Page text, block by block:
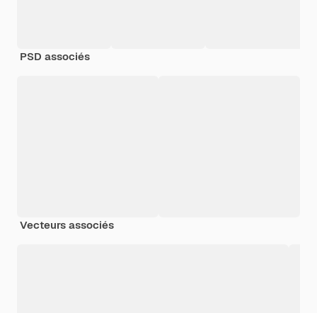
PSD associés
Vecteurs associés